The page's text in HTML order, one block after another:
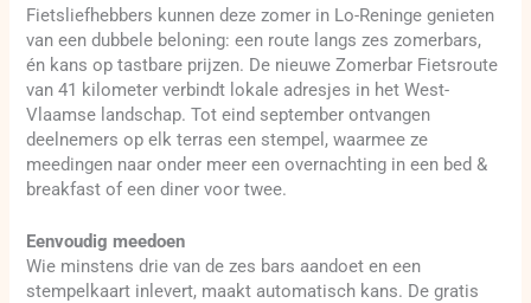
Fietsliefhebbers kunnen deze zomer in Lo-Reninge genieten
van een dubbele beloning: een route langs zes zomerbars,
én kans op tastbare prijzen. De nieuwe Zomerbar Fietsroute
van 41 kilometer verbindt lokale adresjes in het West-
Vlaamse landschap. Tot eind september ontvangen
deelnemers op elk terras een stempel, waarmee ze
meedingen naar onder meer een overnachting in een bed &
breakfast of een diner voor twee.
Eenvoudig meedoen
Wie minstens drie van de zes bars aandoet en een
stempelkaart inlevert, maakt automatisch kans. De gratis